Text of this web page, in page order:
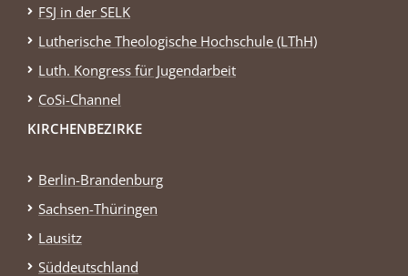
FSJ in der SELK
Lutherische Theologische Hochschule (LThH)
Luth. Kongress für Jugendarbeit
CoSi-Channel
KIRCHENBEZIRKE
Berlin-Brandenburg
Sachsen-Thüringen
Lausitz
Süddeutschland